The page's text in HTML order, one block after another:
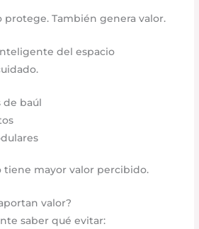
protege. También genera valor.
del espacio
de baúl
tiene mayor valor percibido.
valor?
saber qué evitar: